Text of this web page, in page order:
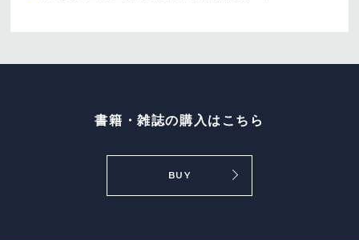
書籍・雑誌の購入はこちら
BUY